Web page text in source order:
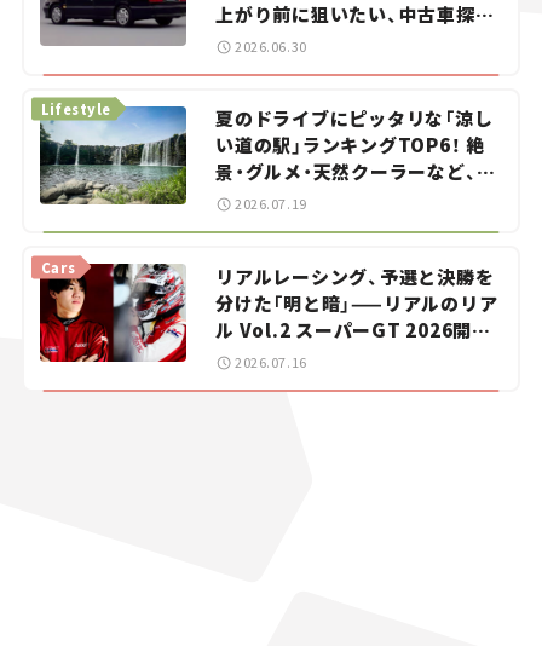
上がり前に狙いたい、中古車探し
をお手伝い――ちょっとイケてるマ
2026.06.30
夏のドライブにピッタリな「涼し
い道の駅」ランキングTOP6！ 絶
景・グルメ・天然クーラーなど、避
暑におすすめのスポットを紹介
Lifestyle
2026.07.19
リアルレーシング、予選と決勝を
分けた「明と暗」——リアルのリア
ル Vol.2 スーパーGT 2026開幕
戦 岡山国際サーキット
Cars
2026.07.16